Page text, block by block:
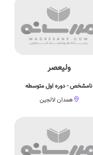
ولیعصر
نامشخص - دوره اول متوسطه
همدان لالجین